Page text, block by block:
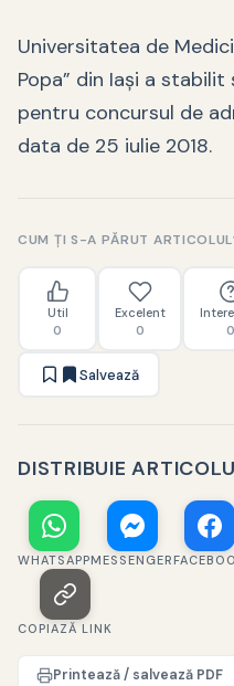
Universitatea de
Popa” din Iaşi a
pentru concursul de
data de 25 iulie 2018.
CUM ȚI S-A PĂRUT
Util
0
Excelent
0
0
Salvează
DISTRIBUIE
WHATSAPPMESSENGER
COPIAZĂ LINK
Printează / salvează PDF